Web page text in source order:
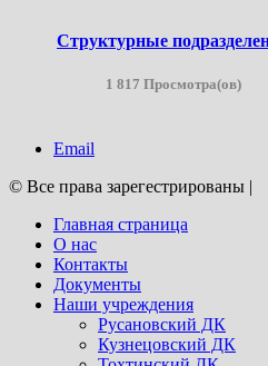
Структурные
1 817 Просмотра(ов)
Email
© Все права зарегестрированы |
Главная страница
О нас
Контакты
Документы
Наши учреждения
Русановский ДК
Кузнецовский ДК